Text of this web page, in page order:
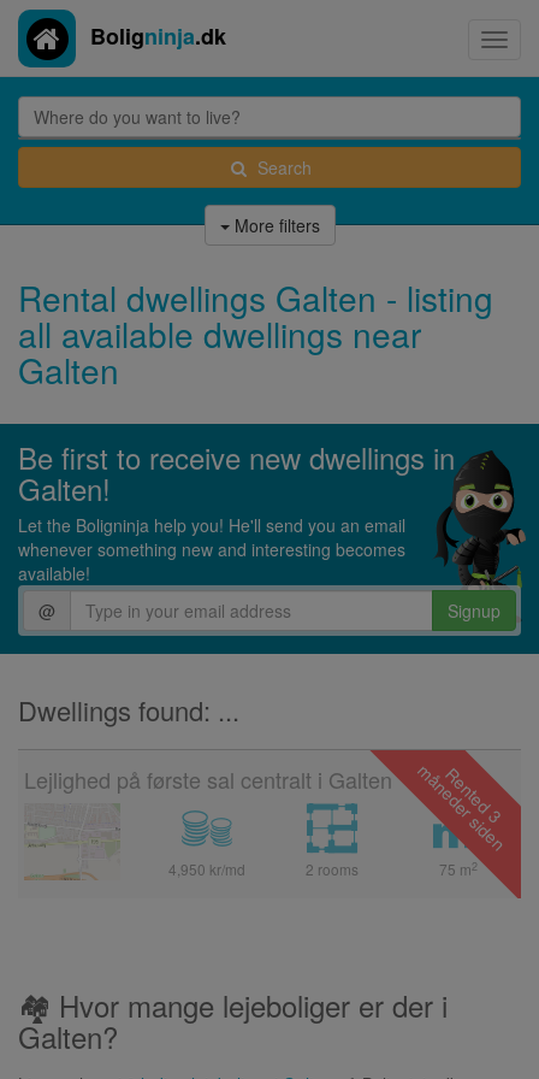
Boligninja.dk
Search
More filters
Rental dwellings Galten - listing
all available dwellings near
Galten
Be first to receive new dwellings in
Galten!
Let the Boligninja help you! He'll send you an email
whenever something new and interesting becomes
available!
@
Signup
Dwellings found: ...
Lejlighed på første sal centralt i Galten
4,950 kr/md 2 rooms 75 m2
🏘 Hvor mange lejeboliger er der i
Galten?